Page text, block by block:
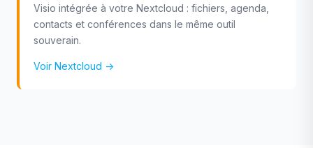
Visio intégrée à votre Nextcloud : fichiers, agenda,
contacts et conférences dans le même outil
souverain.
Voir Nextcloud →